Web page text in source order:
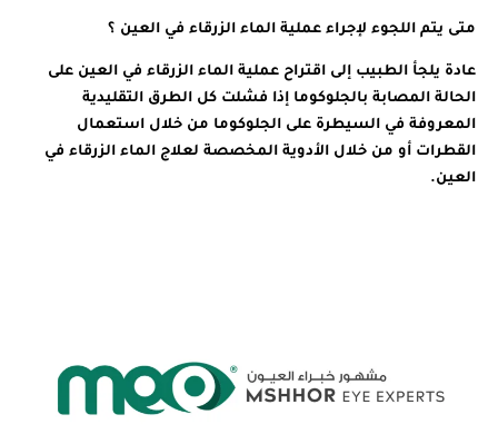
متى يتم اللجوء لإجراء عملية الماء الزرقاء في العين ؟
عادة يلجأ الطبيب إلى اقتراح عملية الماء الزرقاء في العين على
الحالة المصابة بالجلوكوما إذا فشلت كل الطرق التقليدية
المعروفة في السيطرة على الجلوكوما من خلال استعمال
القطرات أو من خلال الأدوية المخصصة لعلاج الماء الزرقاء في
العين.